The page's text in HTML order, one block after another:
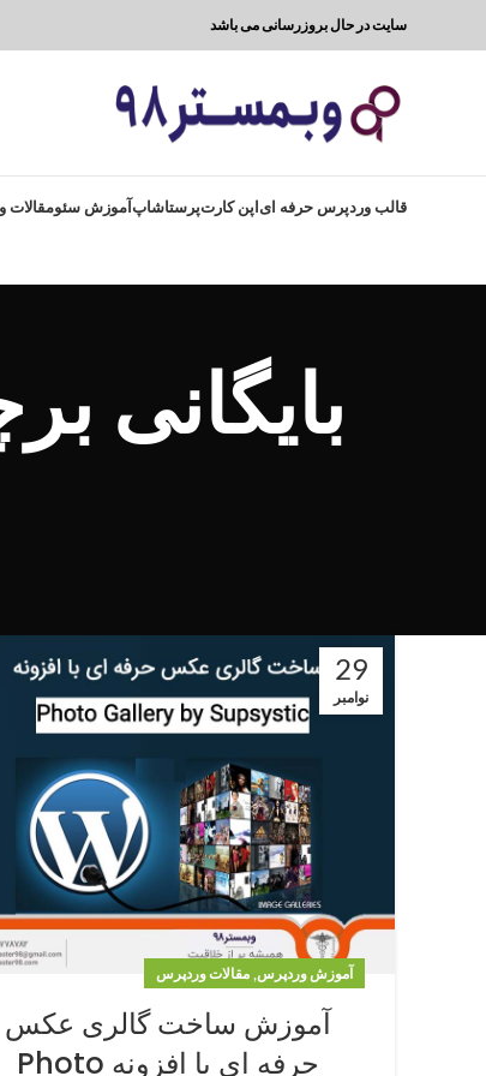
سایت در حال بروزرسانی می باشد
قالب وردپرس حرفه ایاپن کارتپرستاشاپآموزش سئومقالات
29
نوامبر
آموزش وردپرس, مقالات وردپرس
آموزش ساخت گالری عکس
حرفه ای با افزونه Photo